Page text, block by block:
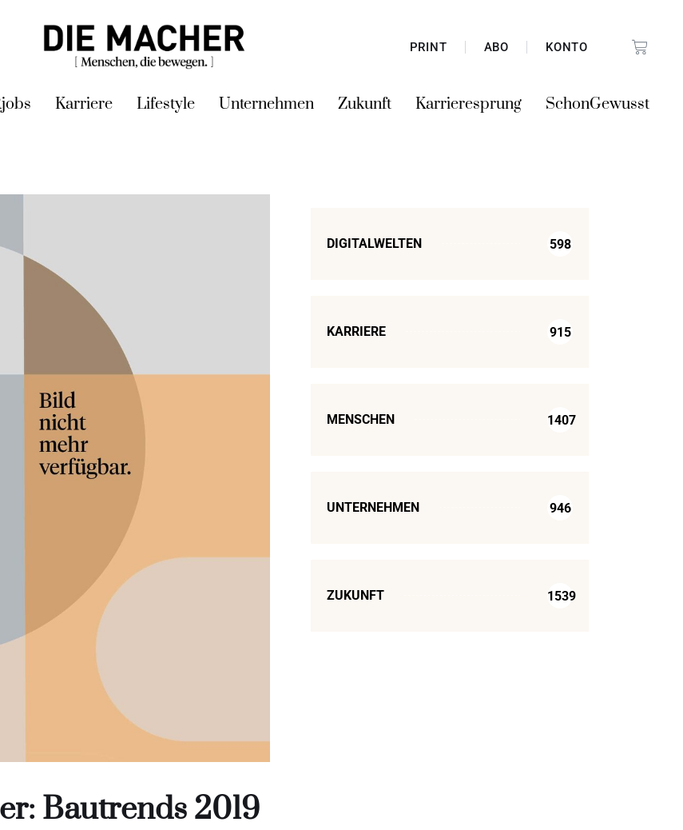
PRINT ABO KONTO
Karriere Lifestyle Unternehmen Zukunft Karrieresprung SchonGewusst
Bautrends 2019
DIGITALWELTEN 598
KARRIERE 915
MENSCHEN 1407
UNTERNEHMEN 946
ZUKUNFT 1539